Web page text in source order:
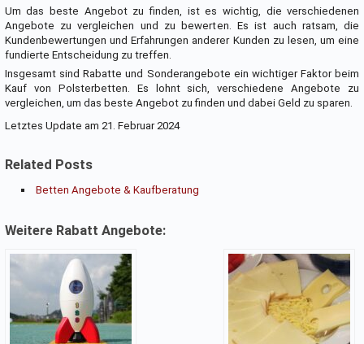
Um das beste Angebot zu finden, ist es wichtig, die verschiedenen
Angebote zu vergleichen und zu bewerten. Es ist auch ratsam, die
Kundenbewertungen und Erfahrungen anderer Kunden zu lesen, um eine
fundierte Entscheidung zu treffen.
Insgesamt sind Rabatte und Sonderangebote ein wichtiger Faktor beim
Kauf von Polsterbetten. Es lohnt sich, verschiedene Angebote zu
vergleichen, um das beste Angebot zu finden und dabei Geld zu sparen.
Letztes Update am 21. Februar 2024
Related Posts
Betten Angebote & Kaufberatung
Weitere Rabatt Angebote: